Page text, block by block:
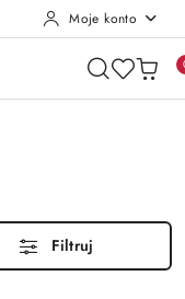
Moje konto
Filtruj